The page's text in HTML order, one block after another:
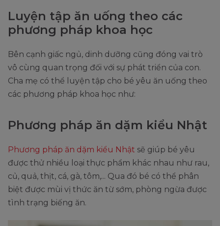
Luyện tập ăn uống theo các
phương pháp khoa học
Bên cạnh giấc ngủ, dinh dưỡng cũng đóng vai trò
vô cùng quan trọng đối với sự phát triển của con.
Cha mẹ có thể luyện tập cho bé yêu ăn uống theo
các phương pháp khoa học như:
Phương pháp ăn dặm kiểu Nhật
Phương pháp ăn dặm kiểu Nhật sẽ giúp bé yêu
được thử nhiều loại thực phẩm khác nhau như rau,
củ, quả, thịt, cá, gà, tôm,... Qua đó bé có thể phân
biệt được mùi vị thức ăn từ sớm, phòng ngừa được
tình trạng biếng ăn.